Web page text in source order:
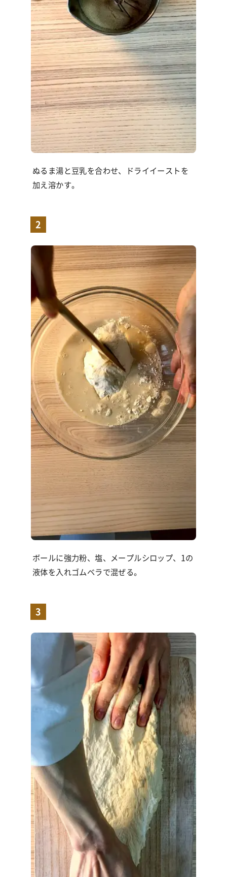
ぬるま湯と豆乳を合わせ、ドライイーストを
加え溶かす。
2
ボールに強力粉、塩、メープルシロップ、1の
液体を入れゴムベラで混ぜる。
3